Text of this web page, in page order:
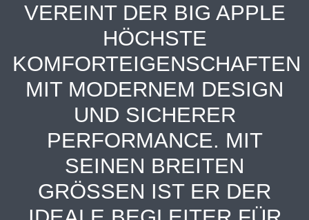
VEREINT DER BIG APPLE
HÖCHSTE
KOMFORTEIGENSCHAFTEN
MIT MODERNEM DESIGN
UND SICHERER
PERFORMANCE. MIT
SEINEN BREITEN
GRÖSSEN IST ER DER I